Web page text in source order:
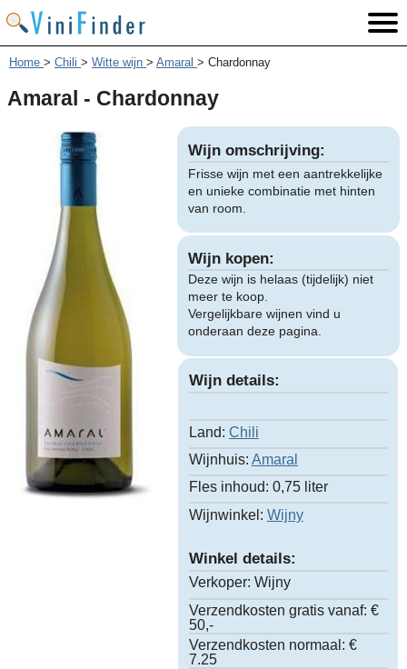
Home > Chili > Witte wijn > Amaral > Chardonnay
Amaral - Chardonnay
Wijn omschrijving:
Frisse wijn met een aantrekkelijke
en unieke combinatie met hinten
van room.
Wijn kopen:
Deze wijn is helaas (tijdelijk) niet
meer te koop.
Vergelijkbare wijnen vind u
onderaan deze pagina.
Wijn details:
Land: Chili
Wijnhuis: Amaral
Fles inhoud: 0,75 liter
Wijnwinkel: Wijny
Winkel details:
Verkoper: Wijny
Verzendkosten gratis vanaf: €
50,-
Verzendkosten normaal: €
7.25